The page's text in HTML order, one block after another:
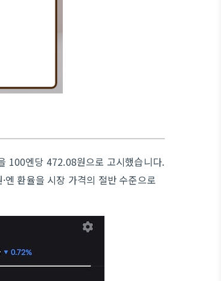
100엔당 472.08원으로 고시했습니다.
환율을 시장 가격의 절반 수준으로